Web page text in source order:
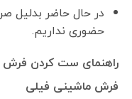
در حال حاضر بدلیل
حضوری نداریم.
راهنمای ست کردن فرش
فرش ماشینی فیلی